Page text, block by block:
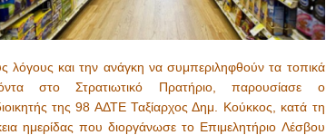
λόγους και την ανάγκη να συμπεριληφθούν τα τοπικά
στο Στρατιωτικό Πρατήριο, παρουσίασε ο
της 98 ΑΔΤΕ Ταξίαρχος Δημ. Κούκκος, κατά τη
ημερίδας που διοργάνωσε το Επιμελητήριο Λέσβου